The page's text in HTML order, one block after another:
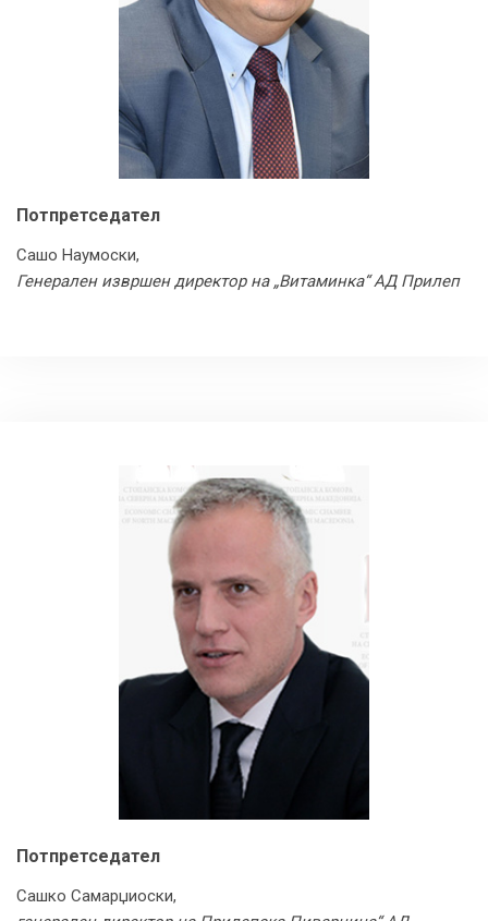
Потпретседател
Сашо Наумоски,
Генерален извршен директор на „Витаминка“ АД Прилеп
Потпретседател
Сашко Самарџиоски,